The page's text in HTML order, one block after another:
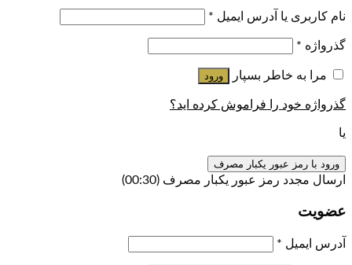
نام کاربری یا آدرس ایمیل *
گذرواژه *
مرا به خاطر بسپار ورود
گذرواژه خود را فراموش کرده اید؟
یا
ورود با رمز عبور یکبار مصرف
ارسال مجدد رمز عبور یکبار مصرف (00:
30
)
عضویت
آدرس ایمیل *